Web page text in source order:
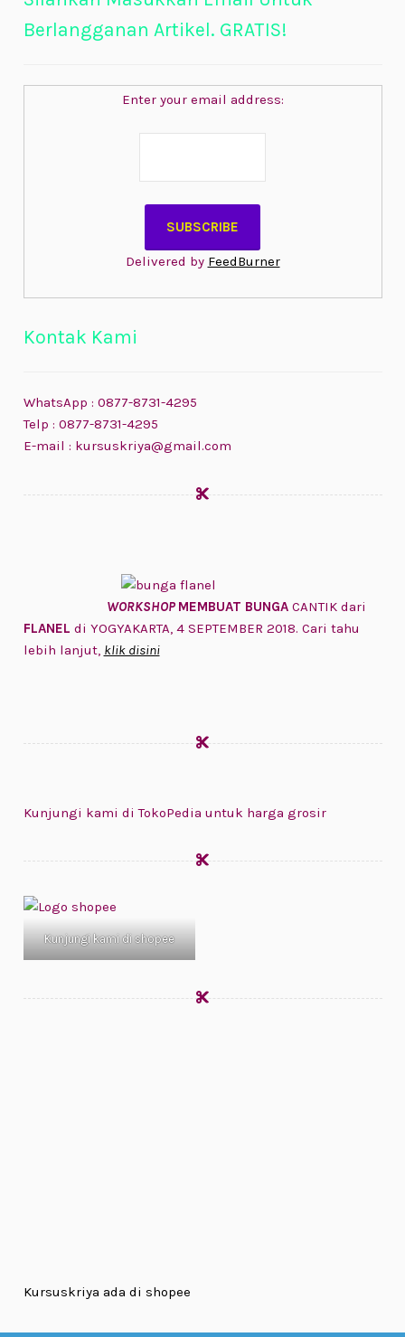
Berlangganan Artikel. GRATIS!
Enter your email address:
Delivered by FeedBurner
Kontak Kami
WhatsApp : 0877-8731-4295
Telp : 0877-8731-4295
E-mail : kursuskriya@gmail.com
WORKSHOP MEMBUAT BUNGACANTIK dari
FLANEL di YOGYAKARTA, 4 SEPTEMBER 2018. Cari tahu
lebih lanjut, klik disini
Kunjungi kami di TokoPedia untuk harga grosir
Kunjungi kami di shopee
Kursuskriya ada di shopee